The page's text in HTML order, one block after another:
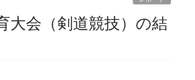
大会（剣道競技）の結